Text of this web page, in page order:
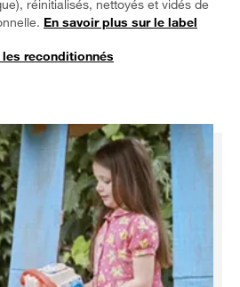
réinitialisés, nettoyés et vidés de
En savoir plus sur le label
reconditionnés